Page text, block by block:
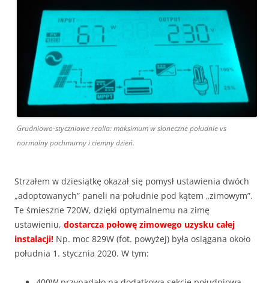
Grudniowo-styczniowe realia: maksimum w słoneczne południe vs
normalny pochmurny i ciemny dzień.
Strzałem w dziesiątkę okazał się pomysł ustawienia dwóch
„adoptowanych” paneli na południe pod kątem „zimowym”.
Te śmieszne 720W, dzięki optymalnemu na zimę
ustawieniu, dostarcza połowę zimowego uzysku całej
instalacji! Np. moc 829W (fot. powyżej) była osiągana około
południa 1. stycznia 2020. W tym: